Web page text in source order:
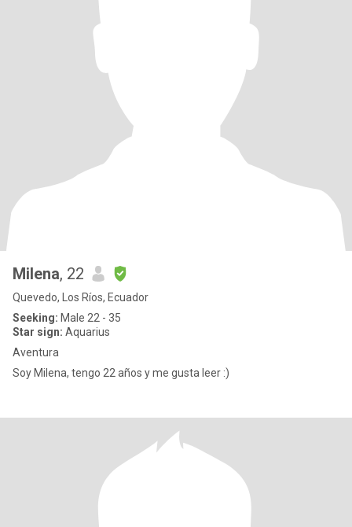
Milena, 22
Quevedo, Los Ríos, Ecuador
Seeking: Male 22 - 35
Star sign: Aquarius
Aventura
Soy Milena, tengo 22 años y me gusta leer :)